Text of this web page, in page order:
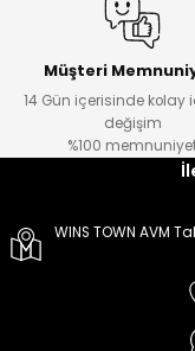
Müşteri
14 Gün içerisinde kolay
değişim
%100
WINS TOWN AVM